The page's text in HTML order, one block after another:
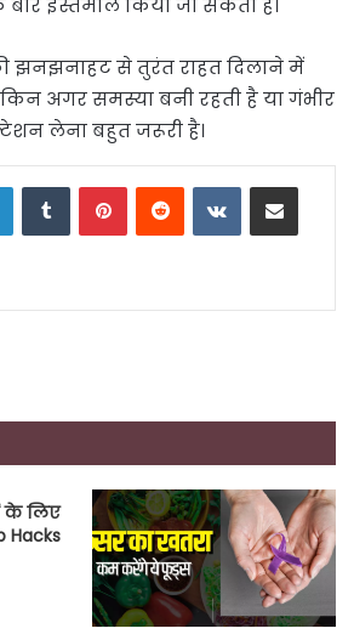
इस्तेमाल किया जा सकता है।
झनझनाहट से तुरंत राहत दिलाने में
अगर समस्या बनी रहती है या गंभीर
लेना बहुत जरूरी है।
LinkedInTumblrPinterestReddit VKontakteShare via Email
के लिए
Hacks